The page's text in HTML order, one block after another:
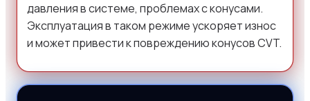
давления в системе, проблемах с конусами.
Эксплуатация в таком режиме ускоряет износ
и может привести к повреждению конусов CVT.